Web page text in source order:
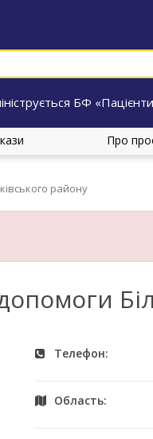
БФ
Про
району
Телефон:
Область: